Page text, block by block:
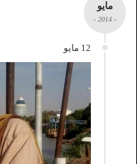
مايو
- 2014 -
12 مايو